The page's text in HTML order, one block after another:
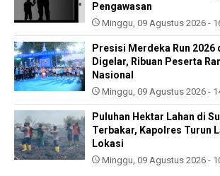
Pengawasan
Minggu, 09 Agustus 2026 -
Presisi Merdeka Run 2026
Digelar, Ribuan Peserta
Nasional
Minggu, 09 Agustus 2026 -
Puluhan Hektar Lahan di
Terbakar, Kapolres Turun
Lokasi
Minggu, 09 Agustus 2026 -